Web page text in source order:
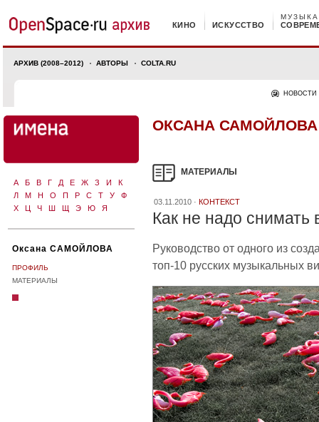
КИНО ИСКУССТВО
МУЗЫКА
АРХИВ (2008–2012) АВТОРЫ COLTA.RU
НОВОСТИ
А Б В Г Д Е Ж З И
К
Л
М Н О П Р С Т У
Ф
Х
Ц Ч Ш Щ Э Ю Я
Оксана САМОЙЛОВА
ПРОФИЛЬ
МАТЕРИАЛЫ
ОКСАНА САМОЙЛОВА
МАТЕРИАЛЫ
03.11.2010 · КОНТЕКСТ
Как не надо снимать
Руководство от одного из
топ-10 русских музыкальных